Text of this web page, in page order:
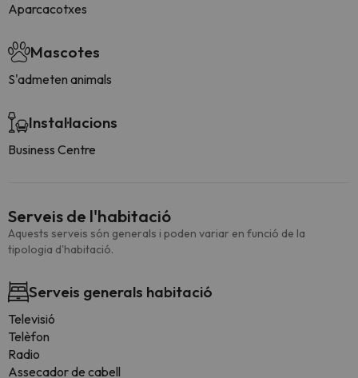
Aparcacotxes
Mascotes
S'admeten animals
Instal·lacions
Business Centre
Serveis de l'habitació
Aquests serveis són generals i poden variar en funció de la
tipologia d'habitació.
Serveis generals habitació
Televisió
Telèfon
Radio
Assecador de cabell